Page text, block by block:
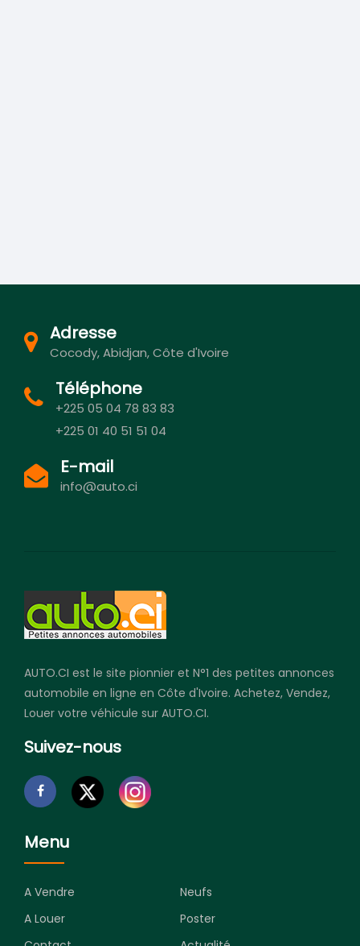
Adresse
Cocody, Abidjan, Côte d'Ivoire
Téléphone
+225 05 04 78 83 83
+225 01 40 51 51 04
E-mail
info@auto.ci
AUTO.CI est le site pionnier et N°1 des petites annonces
automobile en ligne en Côte d'Ivoire. Achetez, Vendez,
Louer votre véhicule sur AUTO.CI.
Suivez-nous
Menu
A Vendre
Neufs
A Louer
Poster